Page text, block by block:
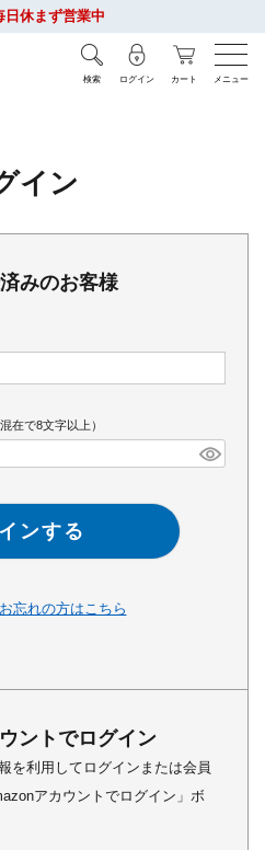
日休まず営業中
検索 ログイン カート メニュー
イン
みのお客様
ンする
忘れの方はこちら
ントでログイン
を利用してログインまたは会員
アカウントでログイン」ボ